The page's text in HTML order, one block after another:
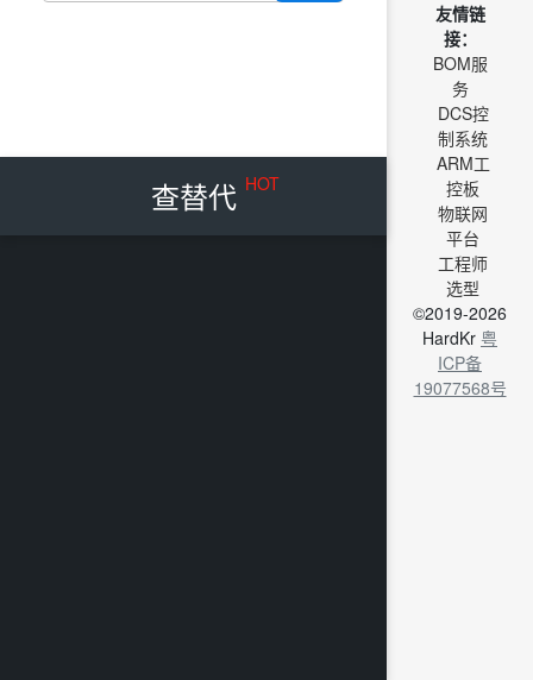
查替代 HOT
友情链
接：
BOM服
务
DCS控
制系统
ARM工
控板
物联网
平台
工程师
选型
©2019-2026
HardKr 粤
ICP备
19077568号